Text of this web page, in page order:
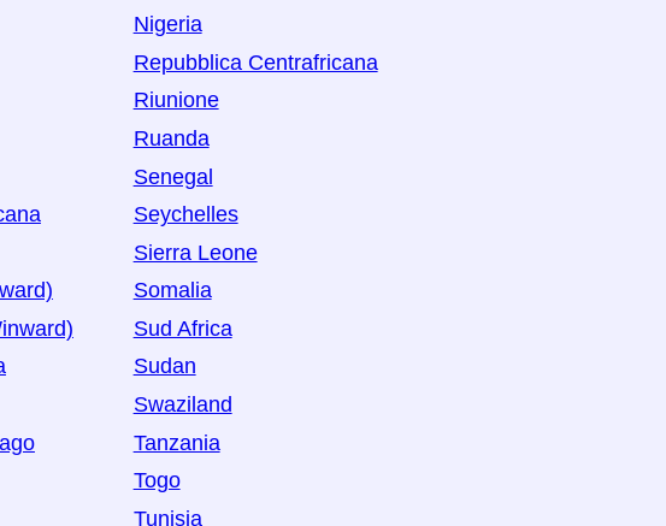
Nigeria
Repubblica Centrafricana
Riunione
Ruanda
Senegal
Seychelles
Sierra Leone
Somalia
Sud Africa
Sudan
Swaziland
Tanzania
Togo
Tunisia